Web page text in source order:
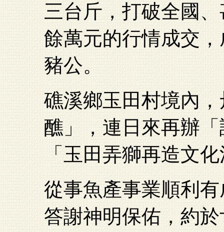
三台斤，打破全國
餘萬元的行情成交
豬公。
礁溪鄉玉田村境內
醮」，連日來再辦
「玉田弄獅再造文
從事魚產事業順利
答謝神明保佑，約